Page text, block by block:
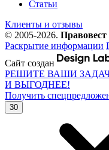
Статьи
Клиенты и отзывы
© 2005-2026. Правовест
Раскрытие информации
Сайт создан
РЕШИТЕ ВАШИ
И ВЫГОДНЕЕ!
Получить
30